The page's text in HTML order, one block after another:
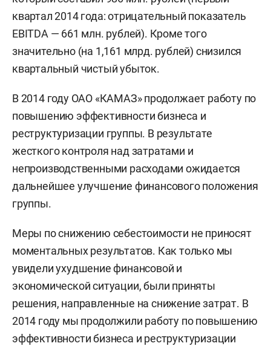
квартал 2014 года: отрицательный показатель
EBITDA — 661 млн. рублей). Кроме того
значительно (на 1,161 млрд. рублей) снизился
квартальный чистый убыток.
В 2014 году ОАО «КАМАЗ» продолжает работу по
повышению эффективности бизнеса и
реструктуризации группы. В результате
жесткого контроля над затратами и
непроизводственными расходами ожидается
дальнейшее улучшение финансового положения
группы.
Меры по снижению себестоимости не приносят
моментальных результатов. Как только мы
увидели ухудшение финансовой и
экономической ситуации, были приняты
решения, направленные на снижение затрат. В
2014 году мы продолжили работу по повышению
эффективности бизнеса и реструктуризации